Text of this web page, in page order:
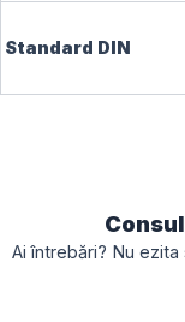
Standard DIN
Ai întrebări? Nu